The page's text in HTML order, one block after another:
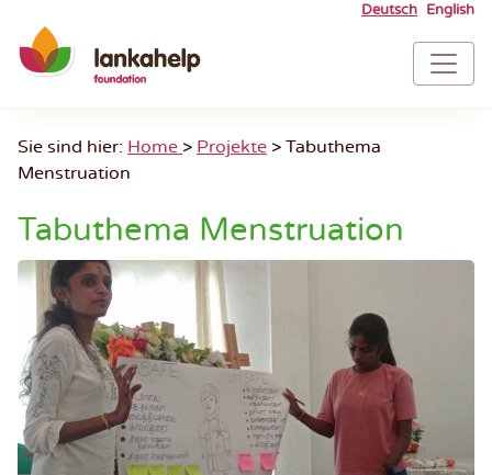
content
Deutsch English
Sie sind hier: Home > Projekte > Tabuthema
Menstruation
Tabuthema Menstruation